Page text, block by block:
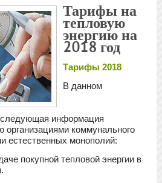
Тарифы на
тепловую
энергию на
2018 год
Тарифы 2018
В данном
следующая информация
коммунального
естественных монополий:
покупной тепловой энергии в